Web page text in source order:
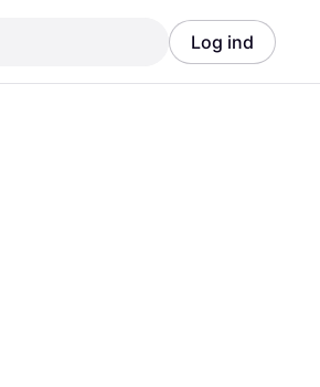
Log ind